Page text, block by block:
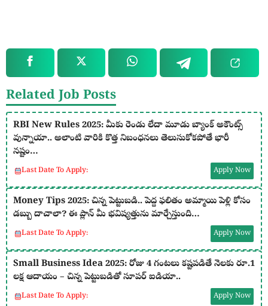
Related Job Posts
RBI New Rules 2025: మీకు రెండు లేదా మూడు బ్యాంక్ అకౌంట్స్
వున్నాయా.. అలాంటి వారికి కొత్త నిబంధనలు తెలుసుకోకపోతే భారీ
నష్టం…
Last Date To Apply: Apply Now
Money Tips 2025: చిన్న పెట్టుబడి.. పెద్ద ఫలితం అమ్మాయి పెళ్లి కోసం
డబ్బు దాచాలా? ఈ ప్లాన్ మీ భవిష్యత్తును మార్చేస్తుంది…
Last Date To Apply: Apply Now
Small Business Idea 2025: రోజు 4 గంటలు కష్టపడితే నెలకు రూ.1
లక్ష ఆదాయం – చిన్న పెట్టుబడితో సూపర్ ఐడియా..
Last Date To Apply: Apply Now